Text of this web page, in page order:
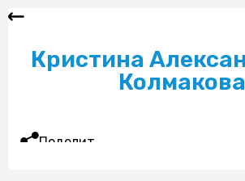
Кристина
Колмакова
Поделиться